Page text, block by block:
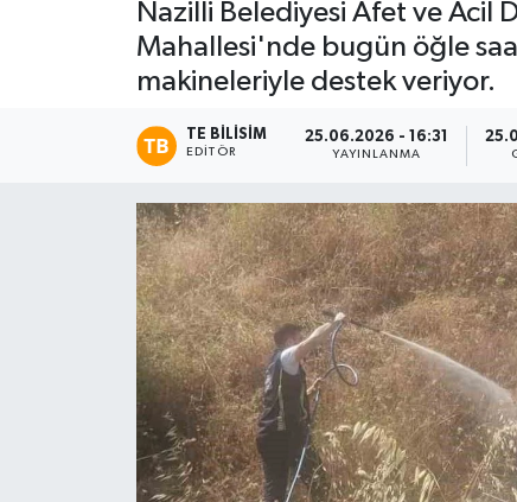
Nazilli Belediyesi Afet ve Acil
Mahallesi'nde bugün öğle
makineleriyle destek veriyor.
TE BILISIM
EDITÖR
25.06.2026 - 16:31
YAYINLANMA